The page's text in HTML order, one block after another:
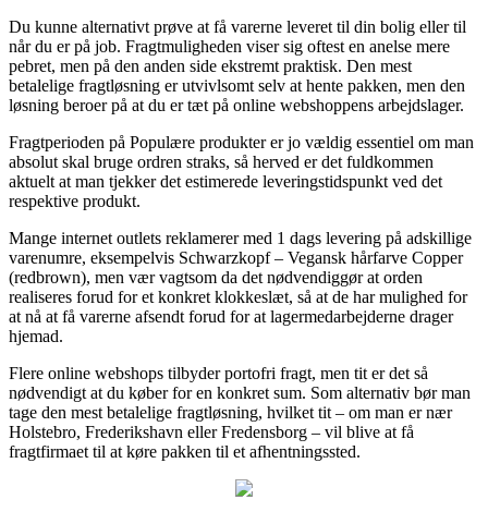
Du kunne alternativt prøve at få varerne leveret til din bolig eller til
når du er på job. Fragtmuligheden viser sig oftest en anelse mere
pebret, men på den anden side ekstremt praktisk. Den mest
betalelige fragtløsning er utvivlsomt selv at hente pakken, men den
løsning beroer på at du er tæt på online webshoppens arbejdslager.
Fragtperioden på Populære produkter er jo vældig essentiel om man
absolut skal bruge ordren straks, så herved er det fuldkommen
aktuelt at man tjekker det estimerede leveringstidspunkt ved det
respektive produkt.
Mange internet outlets reklamerer med 1 dags levering på adskillige
varenumre, eksempelvis Schwarzkopf – Vegansk hårfarve Copper
(redbrown), men vær vagtsom da det nødvendiggør at orden
realiseres forud for et konkret klokkeslæt, så at de har mulighed for
at nå at få varerne afsendt forud for at lagermedarbejderne drager
hjemad.
Flere online webshops tilbyder portofri fragt, men tit er det så
nødvendigt at du køber for en konkret sum. Som alternativ bør man
tage den mest betalelige fragtløsning, hvilket tit – om man er nær
Holstebro, Frederikshavn eller Fredensborg – vil blive at få
fragtfirmaet til at køre pakken til et afhentningssted.